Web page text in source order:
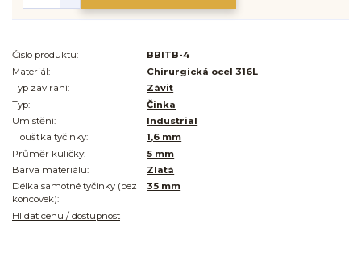
Číslo produktu:
BBITB-4
Materiál:
Chirurgická ocel 316L
Typ zavírání:
Závit
Typ:
Činka
Umístění:
Industrial
Tloušťka tyčinky:
1,6 mm
Průměr kuličky:
5 mm
Barva materiálu:
Zlatá
Délka samotné tyčinky (bez
koncovek):
35 mm
Hlídat cenu / dostupnost